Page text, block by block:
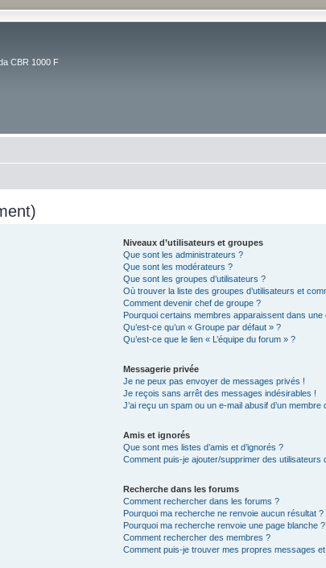
CBR 1000 F
Niveaux d’utilisateurs et groupes
Que sont les administrateurs ?
Que sont les modérateurs ?
Que sont les groupes d’utilisateurs ?
Où trouver la liste des groupes d’utilisateurs et
Comment devenir chef de groupe ?
Pourquoi certains membres apparaissent dans une
Qu’est-ce qu’un « Groupe par défaut » ?
Qu’est-ce que le lien « L’équipe du forum » ?
Messagerie privée
Je ne peux pas envoyer de messages privés !
Je reçois sans arrêt des messages indésirables !
J’ai reçu un spam ou un e-mail abusif d’un membre
Amis et ignorés
Que sont mes listes d’amis et d’ignorés ?
Comment puis-je ajouter/supprimer des utilisateurs
Recherche dans les forums
Comment rechercher dans les forums ?
Pourquoi ma recherche ne renvoie aucun résultat ?
Pourquoi ma recherche renvoie une page blanche ?!
Comment rechercher des membres ?
Comment puis-je trouver mes propres messages